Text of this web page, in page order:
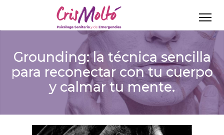
Grounding: la técnica sencilla
para reconectar con tu cuerpo
y calmar tu mente.